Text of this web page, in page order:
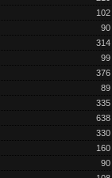
102
90
314
99
376
89
335
638
330
160
90